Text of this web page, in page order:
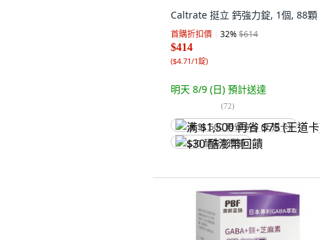
Caltrate 挺立 鈣強力錠, 1個, 88顆
首購折扣價 32%$614
$414
($4.71/1錠)
明天 8/9 (日) 預計送達
(72)
满 $1,500 再省 $75 (王道卡)
$30 酷澎幣回饋